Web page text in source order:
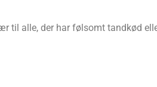
til alle, der har følsomt tandkød